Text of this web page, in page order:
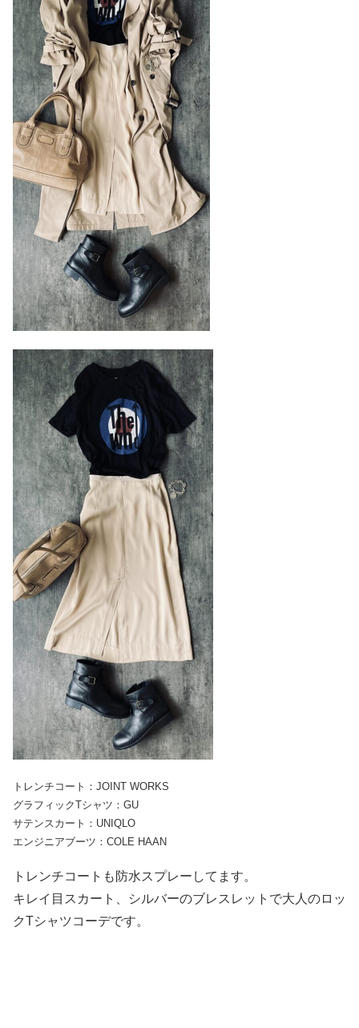
トレンチコート：JOINT WORKS
グラフィックTシャツ：GU
サテンスカート：UNIQLO
エンジニアブーツ：COLE HAAN
トレンチコートも防水スプレーしてます。
キレイ目スカート、シルバーのブレスレットで大人のロッ
クTシャツコーデです。